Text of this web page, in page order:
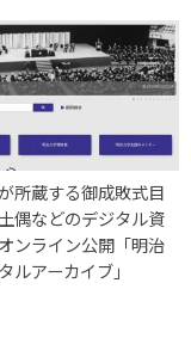
所蔵する御成敗式目
偶などのデジタル資
ンライン公開「明治
ルアーカイブ」